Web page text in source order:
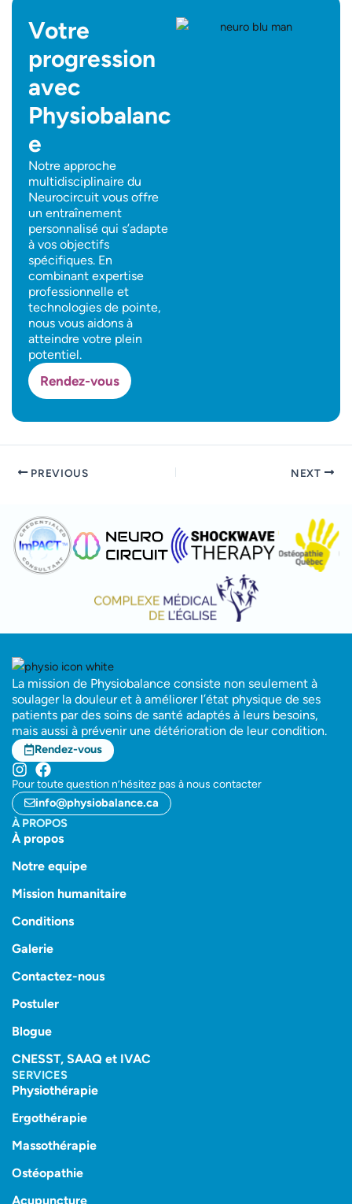
Votre
progression
avec
Physiobalanc
e
Notre approche
multidisciplinaire du
Neurocircuit vous offre
un entraînement
personnalisé qui s’adapte
à vos objectifs
spécifiques. En
combinant expertise
professionnelle et
technologies de pointe,
nous vous aidons à
atteindre votre plein
potentiel.
Rendez-vous
PREVIOUS NEXT
La mission de Physiobalance consiste non seulement à
soulager la douleur et à améliorer l’état physique de ses
patients par des soins de santé adaptés à leurs besoins,
mais aussi à prévenir une détérioration de leur condition.
Rendez-vous
Pour toute question n’hésitez pas à nous contacter
info@physiobalance.ca
À PROPOS
À propos
Notre equipe
Mission humanitaire
Conditions
Galerie
Contactez-nous
Postuler
Blogue
CNESST, SAAQ et IVAC
SERVICES
Physiothérapie
Ergothérapie
Massothérapie
Ostéopathie
Acupuncture